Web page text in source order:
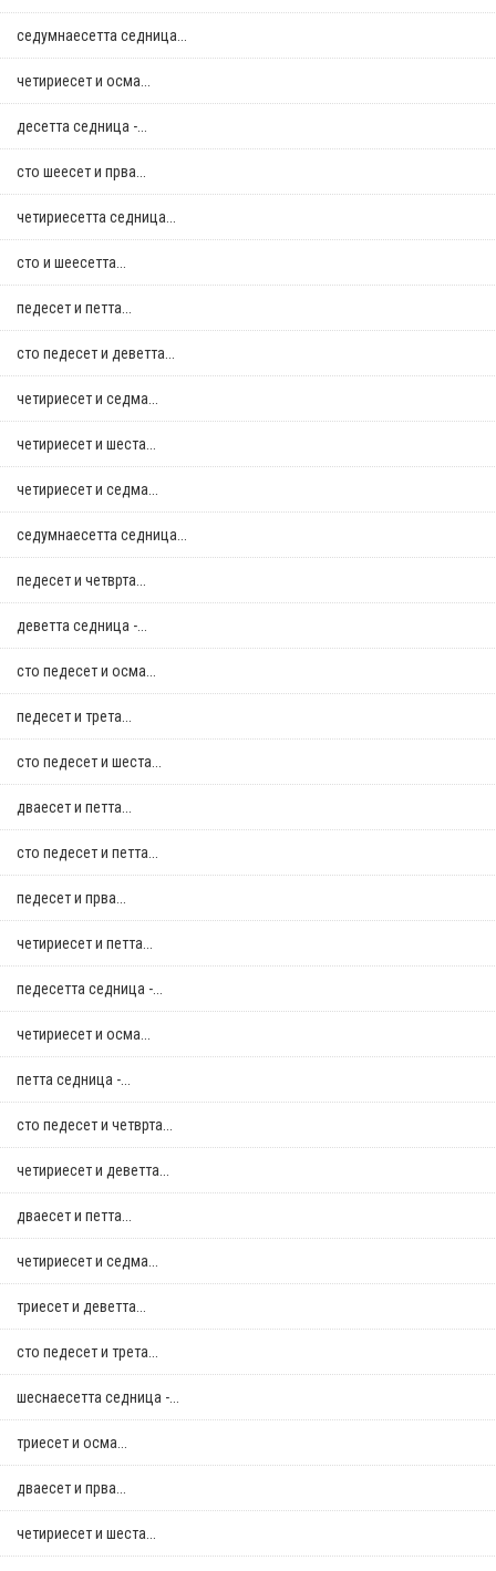
седумнаесетта седница...
четириесет и осма...
десетта седница -...
сто шеесет и прва...
четириесетта седница...
сто и шеесетта...
педесет и петта...
сто педесет и деветта...
четириесет и седма...
четириесет и шеста...
четириесет и седма...
седумнаесетта седница...
педесет и четврта...
деветта седница -...
сто педесет и осма...
педесет и трета...
сто педесет и шеста...
дваесет и петта...
сто педесет и петта...
педесет и прва...
четириесет и петта...
педесетта седница -...
четириесет и осма...
петта седница -...
сто педесет и четврта...
четириесет и деветта...
дваесет и петта...
четириесет и седма...
триесет и деветта...
сто педесет и трета...
шеснаесетта седница -...
триесет и осма...
дваесет и прва...
четириесет и шеста...